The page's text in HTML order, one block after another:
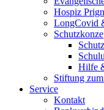
Hospiz
LongCovid
Hilfe
Stiftung
Service
Kontakt